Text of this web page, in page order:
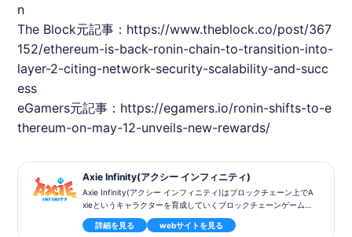
n
The Block元記事： https://www.theblock.co/post/367
152/ethereum-is-back-ronin-chain-to-transition-into-
layer-2-citing-network-security-scalability-and-succ
ess
eGamers元記事： https://egamers.io/ronin-shifts-to-e
thereum-on-may-12-unveils-new-rewards/
Axie Infinity(アクシー インフィニティ)
Axie Infinity(アクシー インフィニティ)はブロックチェーン上でA
xieというキャラクターを育成していくブロックチェーンゲームで
す。
アクシーと呼ぶ不思議な生き物を収集、育成してバトルやミニゲ
詳細を見る webサイトを見る